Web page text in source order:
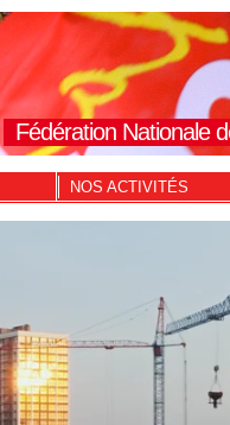
Fédération Nationale
NOS ACTIVITÉS